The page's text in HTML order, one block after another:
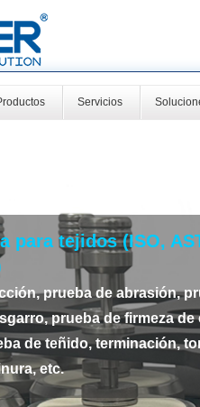
Servicios
para tejidos (ISO,
prueba de abrasión,
prueba de firmeza
de teñido, terminación,
etc.